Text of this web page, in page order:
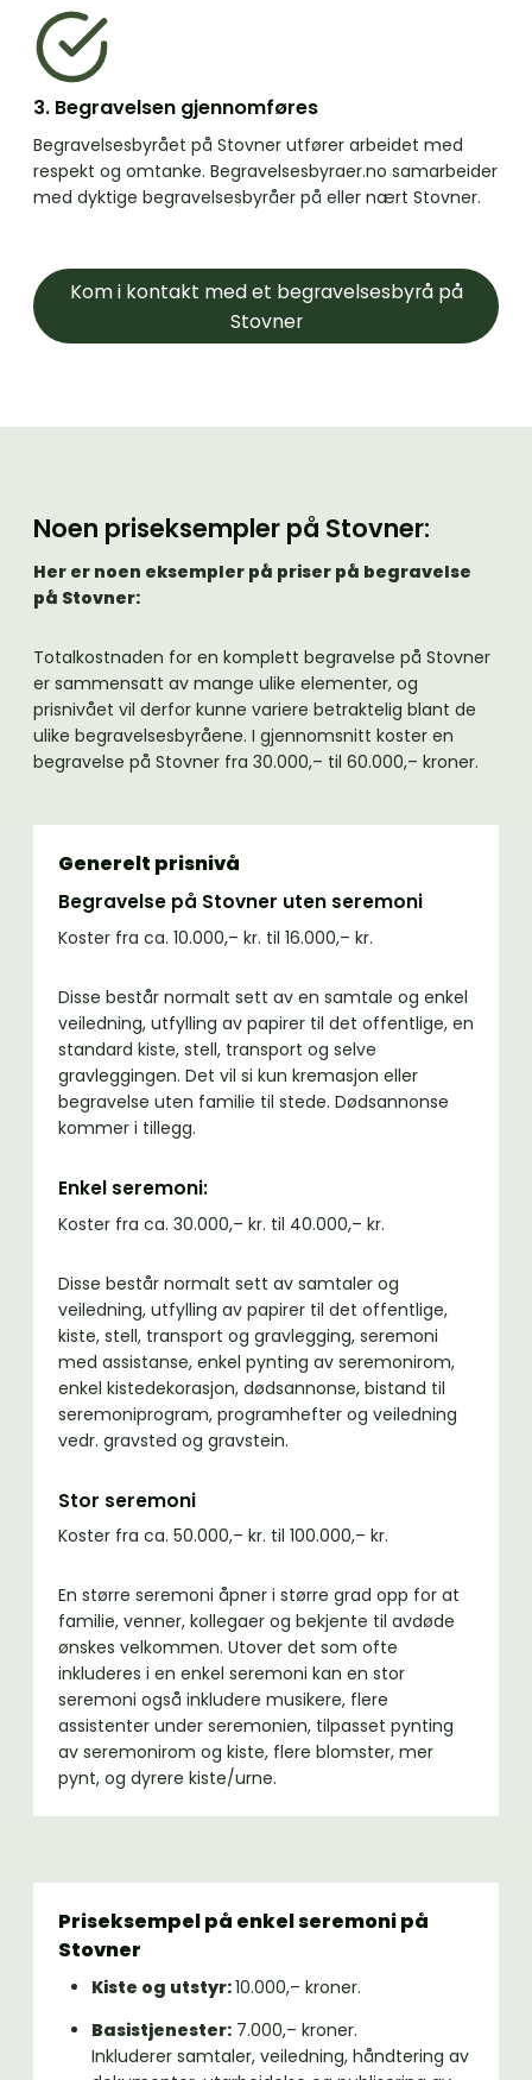
3. Begravelsen gjennomføres
Begravelsesbyrået på Stovner utfører arbeidet med
respekt og omtanke. Begravelsesbyraer.no samarbeider
med dyktige begravelsesbyråer på eller nært Stovner.
Kom i kontakt med et begravelsesbyrå på
Stovner
Noen priseksempler på Stovner:
Her er noen eksempler på priser på begravelse
på Stovner:
Totalkostnaden for en komplett begravelse på Stovner
er sammensatt av mange ulike elementer, og
prisnivået vil derfor kunne variere betraktelig blant de
ulike begravelsesbyråene. I gjennomsnitt koster en
begravelse på Stovner fra 30.000,– til 60.000,– kroner.
Generelt prisnivå
Begravelse på Stovner uten seremoni
Koster fra ca. 10.000,– kr. til 16.000,– kr.
Disse består normalt sett av en samtale og enkel
veiledning, utfylling av papirer til det offentlige, en
standard kiste, stell, transport og selve
gravleggingen. Det vil si kun kremasjon eller
begravelse uten familie til stede. Dødsannonse
kommer i tillegg.
Enkel seremoni:
Koster fra ca. 30.000,– kr. til 40.000,– kr.
Disse består normalt sett av samtaler og
veiledning, utfylling av papirer til det offentlige,
kiste, stell, transport og gravlegging, seremoni
med assistanse, enkel pynting av seremonirom,
enkel kistedekorasjon, dødsannonse, bistand til
seremoniprogram, programhefter og veiledning
vedr. gravsted og gravstein.
Stor seremoni
Koster fra ca. 50.000,– kr. til 100.000,– kr.
En større seremoni åpner i større grad opp for at
familie, venner, kollegaer og bekjente til avdøde
ønskes velkommen. Utover det som ofte
inkluderes i en enkel seremoni kan en stor
seremoni også inkludere musikere, flere
assistenter under seremonien, tilpasset pynting
av seremonirom og kiste, flere blomster, mer
pynt, og dyrere kiste/urne.
Priseksempel på enkel seremoni på
Stovner
Kiste og utstyr:10.000,– kroner.
Basistjenester: 7.000,– kroner.
Inkluderer samtaler, veiledning, håndtering av